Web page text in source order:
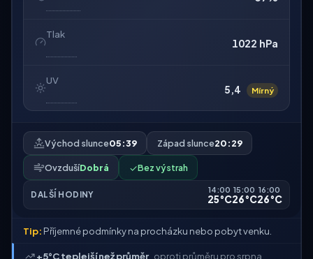
Tlak
1022 hPa
UV
5,4 Mírný
Východ slunce05:39 Západ slunce20:29
OvzdušíDobrá ✓Bez výstrah
DALŠÍ HODINY
14:00
25°C
15:00
26°C
16:00
26°C
Tip: Příjemné podmínky na procházku nebo pobyt venku.
+5°C teplejší než průměr oproti průměru pro srpna